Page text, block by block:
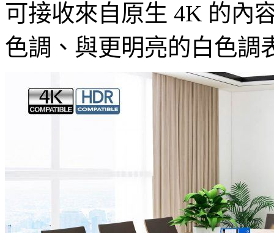
可接收來自原生 4K 的內
色調、與更明亮的白色調